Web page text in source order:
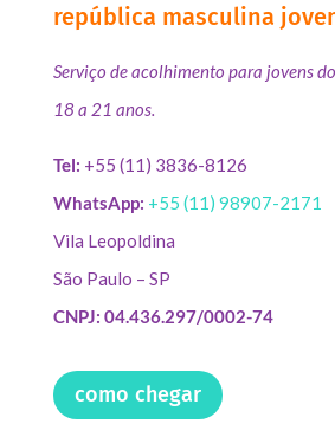
república masculina
Serviço de acolhimento para jovens
18 a 21 anos.
Tel: +55 (11) 3836-8126
WhatsApp: +55 (11) 98907-2171
Vila Leopoldina
São Paulo – SP
CNPJ: 04.436.297/0002-74
como chegar